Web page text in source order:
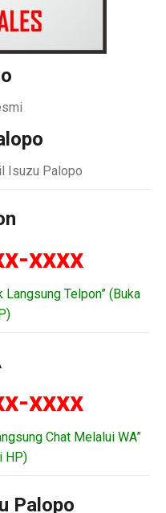
Isuzu Palopo
xxxx
Langsung Telpon” (Buka
xxxx
Chat Melalui WA”
HP)
Palopo